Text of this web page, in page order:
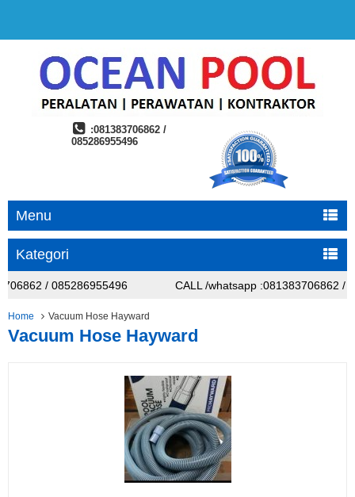
:081383706862 /
085286955496
Menu
Kategori
/ 085286955496 CALL /whatsapp :081383706862 /
/ 085286955496
Home Vacuum Hose Hayward
Vacuum Hose Hayward